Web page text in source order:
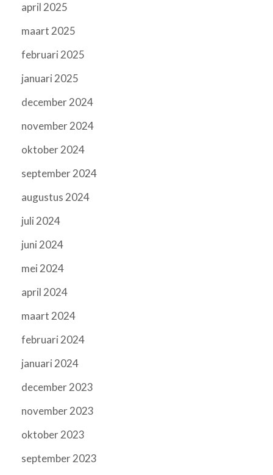
april 2025
maart 2025
februari 2025
januari 2025
december 2024
november 2024
oktober 2024
september 2024
augustus 2024
juli 2024
juni 2024
mei 2024
april 2024
maart 2024
februari 2024
januari 2024
december 2023
november 2023
oktober 2023
september 2023